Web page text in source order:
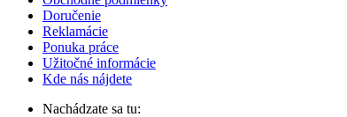
Doručenie
Reklamácie
Ponuka práce
Užitočné informácie
Kde nás nájdete
Nachádzate sa tu: